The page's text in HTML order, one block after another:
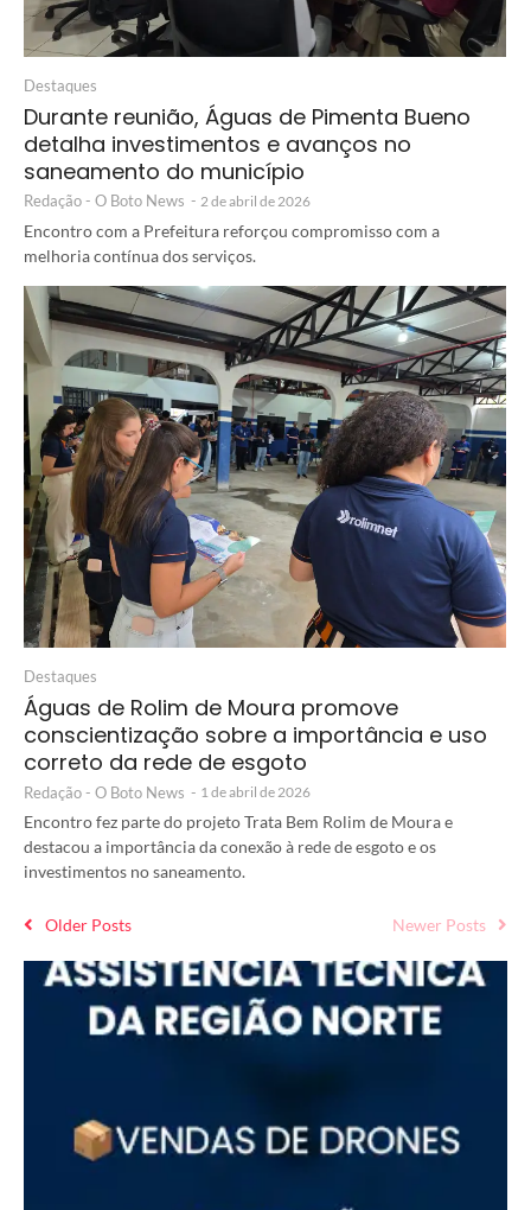
Destaques
Durante reunião, Águas de Pimenta Bueno
detalha investimentos e avanços no
saneamento do município
Redação - O Boto News - 2 de abril de 2026
Encontro com a Prefeitura reforçou compromisso com a
melhoria contínua dos serviços.
Destaques
Águas de Rolim de Moura promove
conscientização sobre a importância e uso
correto da rede de esgoto
Redação - O Boto News - 1 de abril de 2026
Encontro fez parte do projeto Trata Bem Rolim de Moura e
destacou a importância da conexão à rede de esgoto e os
investimentos no saneamento.
Older Posts Newer Posts